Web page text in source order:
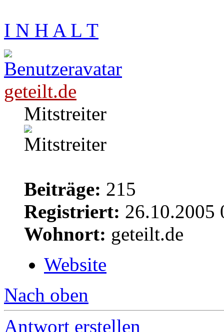
I N H A L T
geteilt.de
Mitstreiter
Beiträge: 215
Registriert: 26.10.2005
Wohnort: geteilt.de
Website
Nach oben
Antwort erstellen